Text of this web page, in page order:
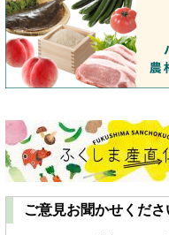
ご意見お聞かせくださ